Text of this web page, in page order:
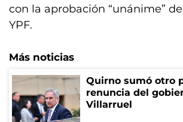
con la aprobación “unánime”
YPF.
Más noticias
Quirno sumó otro
renuncia del
Villarruel